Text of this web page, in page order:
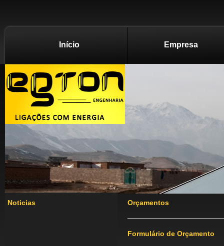
Início Empresa
Noticias Orçamentos
Formulário de Orçamento